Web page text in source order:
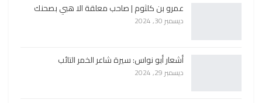
عمرو بن كلثوم | صاحب معلقة الا هبي بصحنك
ديسمبر 30, 2024
أشعار أبو نواس: سيرة شاعر الخمر التائب
ديسمبر 29, 2024